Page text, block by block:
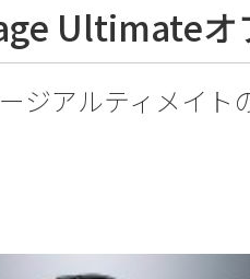
Ultimateオ
ジアルティメイト